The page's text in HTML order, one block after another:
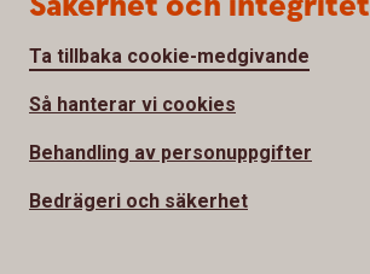
Ta tillbaka cookie-medgivande
Så hanterar vi cookies
Behandling av personuppgifter
Bedrägeri och säkerhet